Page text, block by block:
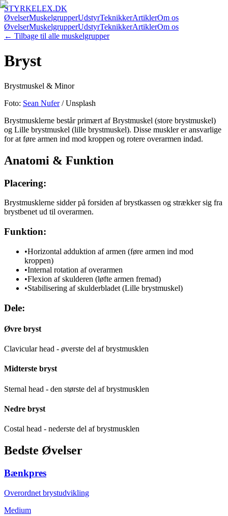
STYRKELEX.DK
ØvelserMuskelgrupperUdstyrTeknikkerArtiklerOm os
ØvelserMuskelgrupperUdstyrTeknikkerArtiklerOm os
← Tilbage til alle muskelgrupper
Bryst
Brystmuskel & Minor
Foto: Sean Nufer/ Unsplash
Brystmusklerne består primært af Brystmuskel (store brystmuskel)
og Lille brystmuskel (lille brystmuskel). Disse muskler er ansvarlige
for at føre armen ind mod kroppen og rotere overarmen indad.
Anatomi & Funktion
Placering:
Brystmusklerne sidder på forsiden af brystkassen og strækker sig fra
brystbenet ud til overarmen.
Funktion:
•Horizontal adduktion af armen (føre armen ind mod
kroppen)
•Internal rotation af overarmen
•Flexion af skulderen (løfte armen fremad)
•Stabilisering af skulderbladet (Lille brystmuskel)
Dele:
Øvre bryst
Clavicular head - øverste del af brystmusklen
Midterste bryst
Sternal head - den største del af brystmusklen
Nedre bryst
Costal head - nederste del af brystmusklen
Bedste Øvelser
Bænkpres
Overordnet brystudvikling
Medium